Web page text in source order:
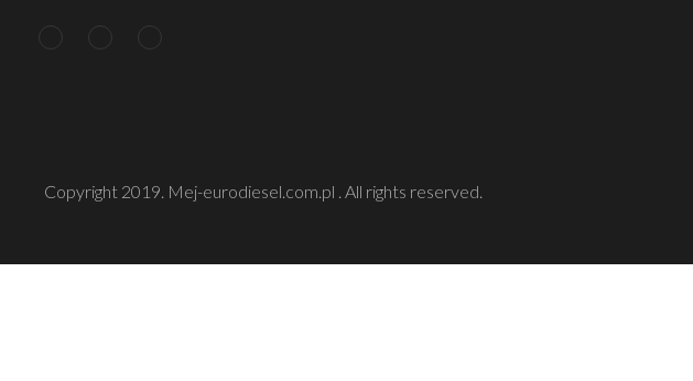
Copyright 2019. Mej-eurodiesel.com.pl . All rights reserved.